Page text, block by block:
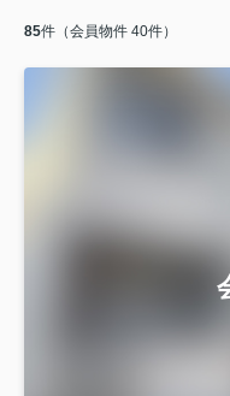
85件（会員物件 40件）